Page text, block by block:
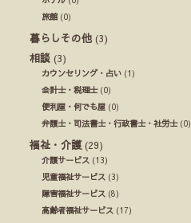
旅館 (0)
暮らしその他 (3)
相談 (3)
カウンセリング・占い (1)
会計士・税理士(0)
便利屋・何でも屋 (0)
弁護士・司法書士・行政書士・社労士(0)
福祉・介護(29)
介護サービス (13)
児童福祉サービス (3)
障害福祉サービス (8)
高齢者福祉サービス (17)